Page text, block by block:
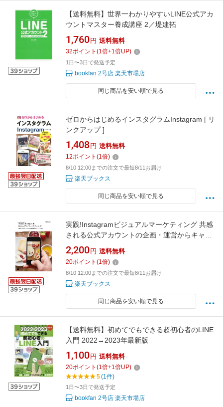
【送料無料】世界一わかりやすいLINE公式アカ
ウントマスター養成講座 2／堤建拓
1,760 円 送料無料
32ポイント (1倍+1倍UP)
1日〜3日で発送予定
bookfan 2号店 楽天市場店
同じ商品を安い順で見る
ゼロからはじめるインスタグラムInstagram [ リ
ンクアップ ]
1,408 円 送料無料
12ポイント (1倍)
8/10 12:00までの注文で最短8/11お届け
楽天ブックス
同じ商品を安い順で見る
実践!Instagramビジュアルマーケティング 共感
される公式アカウントの企画・運営からキャン
ペーンまで [ 田中 千晶 ]
2,200 円 送料無料
20ポイント (1倍)
8/10 12:00までの注文で最短8/11お届け
楽天ブックス
同じ商品を安い順で見る
【送料無料】初めてでもできる超初心者のLINE
入門 2022→2023年最新版
1,100 円 送料無料
20ポイント (1倍+1倍UP)
5(1件)
1日〜3日で発送予定
bookfan 2号店 楽天市場店